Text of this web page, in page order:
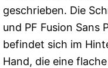
geschrieben. Die
und PF Fusion Sans
befindet sich im
Hand, die eine